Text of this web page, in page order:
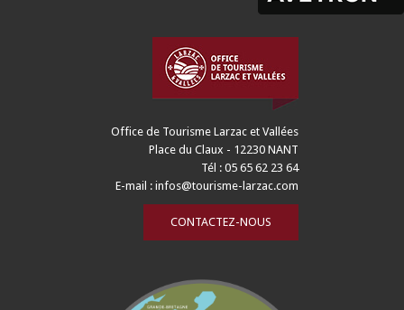
Office de Tourisme Larzac et Vallées
Place du Claux - 12230 NANT
Tél : 05 65 62 23 64
E-mail :infos@tourisme-larzac.com
CONTACTEZ-NOUS